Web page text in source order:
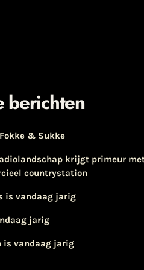
berichten
& Sukke
krijgt primeur
countrystation
is vandaag jarig
jarig
is vandaag jarig